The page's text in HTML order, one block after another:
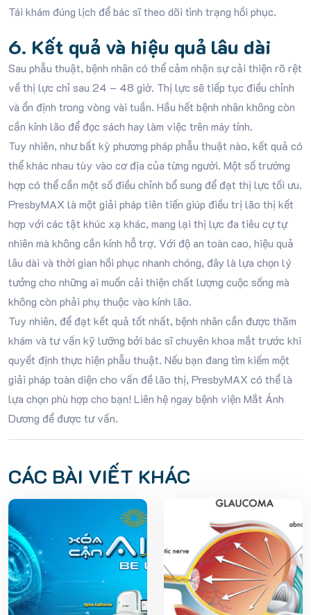
Tái khám đúng lịch để bác sĩ theo dõi tình trạng hồi phục.
6. Kết quả và hiệu quả lâu dài
Sau phẫu thuật, bệnh nhân có thể cảm nhận sự cải thiện rõ rệt
về thị lực chỉ sau 24 – 48 giờ. Thị lực sẽ tiếp tục điều chỉnh
và ổn định trong vòng vài tuần. Hầu hết bệnh nhân không còn
cần kính lão để đọc sách hay làm việc trên máy tính.
Tuy nhiên, như bất kỳ phương pháp phẫu thuật nào, kết quả có
thể khác nhau tùy vào cơ địa của từng người. Một số trường
hợp có thể cần một số điều chỉnh bổ sung để đạt thị lực tối ưu.
PresbyMAX là một giải pháp tiên tiến giúp điều trị lão thị kết
hợp với các tật khúc xạ khác, mang lại thị lực đa tiêu cự tự
nhiên mà không cần kính hỗ trợ. Với độ an toàn cao, hiệu quả
lâu dài và thời gian hồi phục nhanh chóng, đây là lựa chọn lý
tưởng cho những ai muốn cải thiện chất lượng cuộc sống mà
không còn phải phụ thuộc vào kính lão.
Tuy nhiên, để đạt kết quả tốt nhất, bệnh nhân cần được thăm
khám và tư vấn kỹ lưỡng bởi bác sĩ chuyên khoa mắt trước khi
quyết định thực hiện phẫu thuật. Nếu bạn đang tìm kiếm một
giải pháp toàn diện cho vấn đề lão thị, PresbyMAX có thể là
lựa chọn phù hợp cho bạn! Liên hệ ngay bệnh viện Mắt Ánh
Dương để được tư vấn.
CÁC BÀI VIẾT KHÁC